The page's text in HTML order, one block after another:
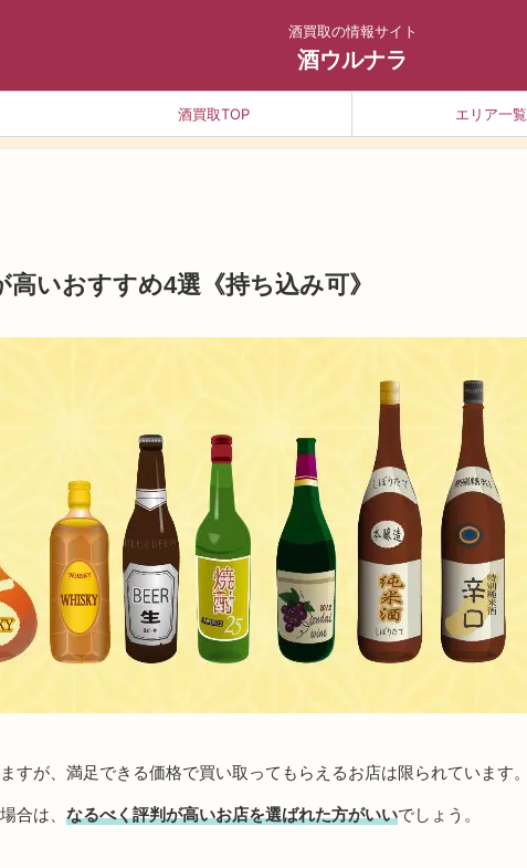
酒買取の情報サイト
酒ウルナラ
酒買取TOP エリア一覧
高いおすすめ4選《持ち込み可》
すが、満足できる価格で買い取ってもらえるお店は限られています。
合は、 なるべく評判が高いお店を選ばれた方がいいでしょう。